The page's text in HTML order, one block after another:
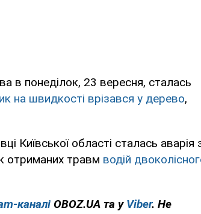
в понеділок, 23 вересня, сталась
на швидкості врізався у дерево,
Київської області сталась аварія
отриманих травм водій
каналі OBOZ.UA та у Viber. Не